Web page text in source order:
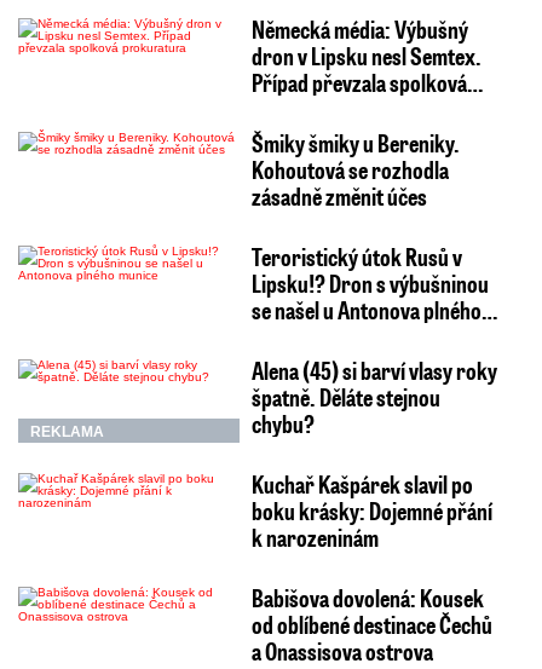
Německá média: Výbušný
dron v Lipsku nesl Semtex.
Případ převzala spolková…
Šmiky šmiky u Bereniky.
Kohoutová se rozhodla
zásadně změnit účes
Teroristický útok Rusů v
Lipsku!? Dron s výbušninou
se našel u Antonova plného…
REKLAMA
Alena (45) si barví vlasy roky
špatně. Děláte stejnou
chybu?
Kuchař Kašpárek slavil po
boku krásky: Dojemné přání
k narozeninám
Babišova dovolená: Kousek
od oblíbené destinace Čechů
a Onassisova ostrova